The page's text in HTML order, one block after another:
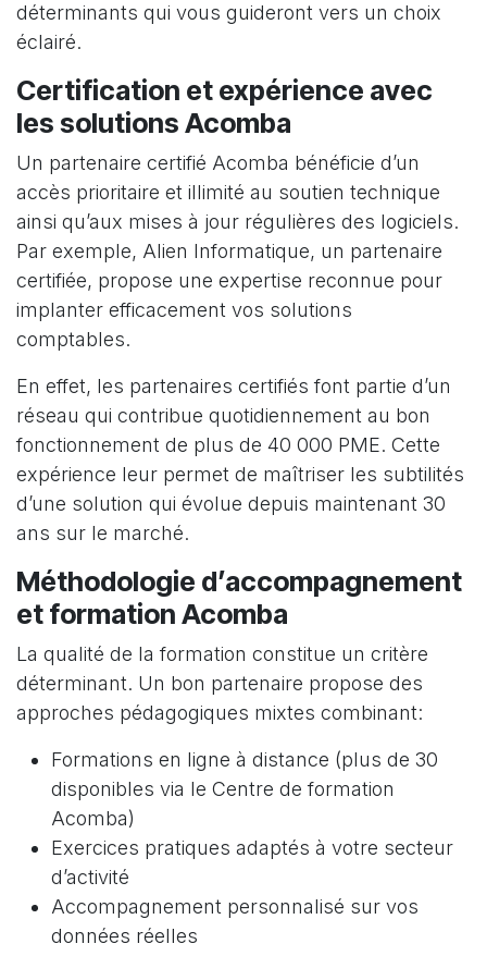
déterminants qui vous guideront vers un choix
éclairé.
Certification et expérience avec
les solutions Acomba
Un partenaire certifié Acomba bénéficie d’un
accès prioritaire et illimité au soutien technique
ainsi qu’aux mises à jour régulières des logiciels.
Par exemple, Alien Informatique, un partenaire
certifiée, propose une expertise reconnue pour
implanter efficacement vos solutions
comptables.
En effet, les partenaires certifiés font partie d’un
réseau qui contribue quotidiennement au bon
fonctionnement de plus de 40 000 PME. Cette
expérience leur permet de maîtriser les subtilités
d’une solution qui évolue depuis maintenant 30
ans sur le marché.
Méthodologie d’accompagnement
et formation Acomba
La qualité de la formation constitue un critère
déterminant. Un bon partenaire propose des
approches pédagogiques mixtes combinant:
Formations en ligne à distance (plus de 30
disponibles via le Centre de formation
Acomba)
Exercices pratiques adaptés à votre secteur
d’activité
Accompagnement personnalisé sur vos
données réelles